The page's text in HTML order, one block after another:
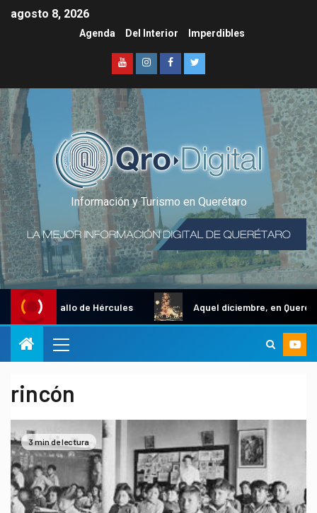
agosto 8, 2026
Agenda Del Interior Imperdibles
Información y Turismo en Querétaro
Gallo de Hércules Aquel diciembre, en Querétaro
rincón
3 min de lectura